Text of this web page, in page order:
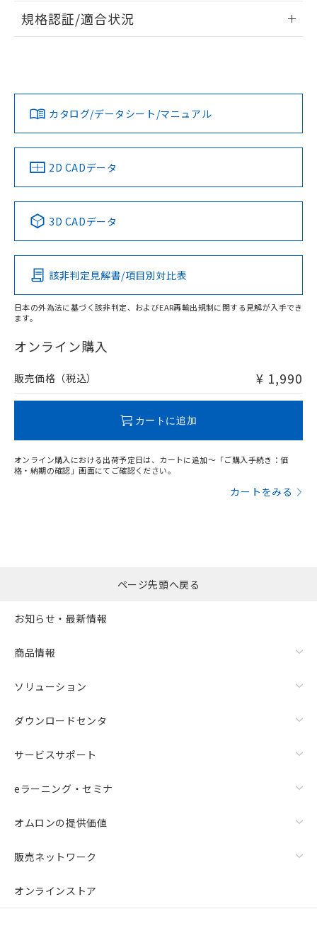
ログイン/会員登録
ダウンロードデータをご利用いただく前に、以下を必ずお読
みください。
ソフトウェアの使用条件
EU RoHS 注意事項・凡例
対応済み
中国 RoHS 注意事項・凡例
Pb Hg Cd Cr(VI)
O
在庫等で未対応品が混在する可能性があります。
問い合わせください。
規格認証/適合状況
カタログ/データシート/マニュアル
2D CADデータ
3D CADデータ
該非判定見解書/項目別対比表
日本の外為法に基づく該非判定、およびEAR再輸出規制に関する見解が入手でき
ます。
オンライン購入
販売価格（税込） ¥ 1,990
カートに追加
オンライン購入における出荷予定日は、カートに追加～「ご購入手続き：価
格・納期の確認」画面にてご確認ください。
カートをみる
欄に対応日を記載しておりました。
既に当社にて対応品への在庫切替を完了
ページ先頭へ戻る
お知らせ・最新情報
商品情報
ソリューション
ダウンロードセンタ
サービスサポート
eラーニング・セミナ
オムロンの提供価値
販売ネットワーク
オンラインストア